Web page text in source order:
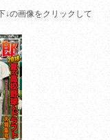
↓の画像をクリックして